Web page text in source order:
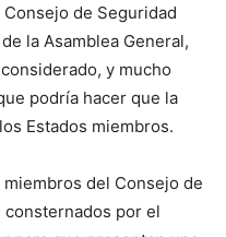
de Seguridad
la Asamblea General,
y mucho
podría hacer que la
Estados miembros.
miembros del Consejo de
consternados por el